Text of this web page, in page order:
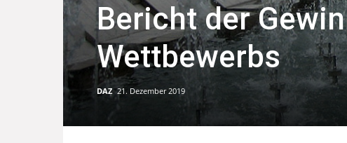
Bericht der
Wettbewerbs
DAZ 21. Dezember 2019